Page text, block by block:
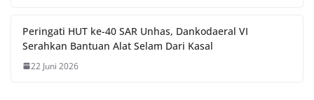
Peringati HUT ke-40 SAR Unhas, Dankodaeral VI
Serahkan Bantuan Alat Selam Dari Kasal
22 Juni 2026